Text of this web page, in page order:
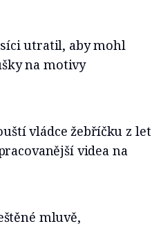
utratil, aby mohl
na motivy
vládce žebříčku z let
videa na
mluvě,